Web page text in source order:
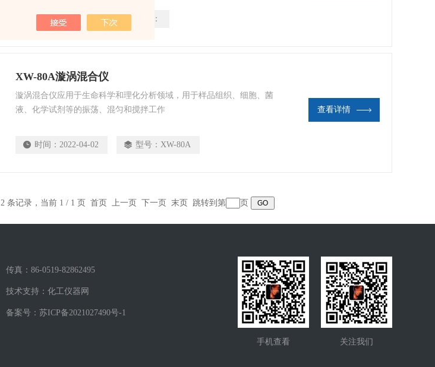
时间：2022-12-09 型号：
XW-80A漩涡混合仪
漩涡混合仪应用于生命科学和理化分析领域，用于样品组织、细胞、菌
液、化学试剂等的振荡、混匀和搅拌工作
时间： 2022-04-02 型号： XW-80A
查看详情
条记录，当前 1 / 1 页 首页 上一页 下一页 末页 跳转到第 页
关注我们
手机查看
传真：86-0519-82862495
技术支持： 化工仪器网
备案号： 苏ICP备2021027490号-1